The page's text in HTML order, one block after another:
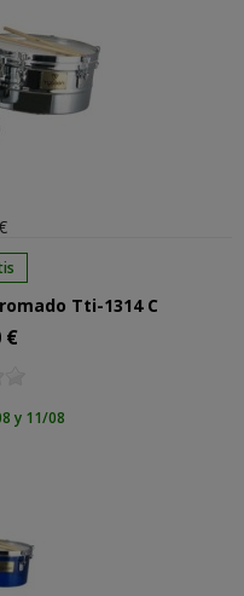
Tti-1314 C
€
y 11/08